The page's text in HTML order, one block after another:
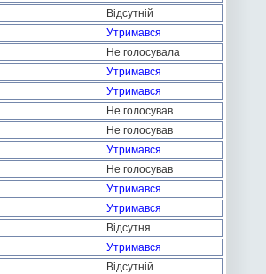
Відсутній
Утримався
Не голосувала
Утримався
Утримався
Не голосував
Не голосував
Утримався
Не голосував
Утримався
Утримався
Відсутня
Утримався
Відсутній